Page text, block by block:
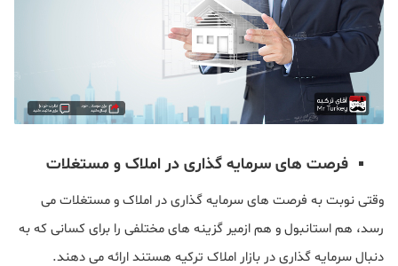
فرصت های سرمایه گذاری در املاک و مستغلات
وقتی نوبت به فرصت های سرمایه گذاری در املاک و مستغلات می
رسد، هم استانبول و هم ازمیر گزینه های مختلفی را برای کسانی که به
دنبال سرمایه گذاری در بازار املاک ترکیه هستند ارائه می دهند.